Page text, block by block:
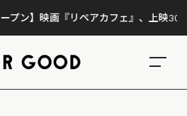
画『リペアカフェ』、上映300回の先